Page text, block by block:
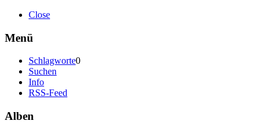
Close
Menü
Schlagworte0
Suchen
Info
RSS-Feed
Alben